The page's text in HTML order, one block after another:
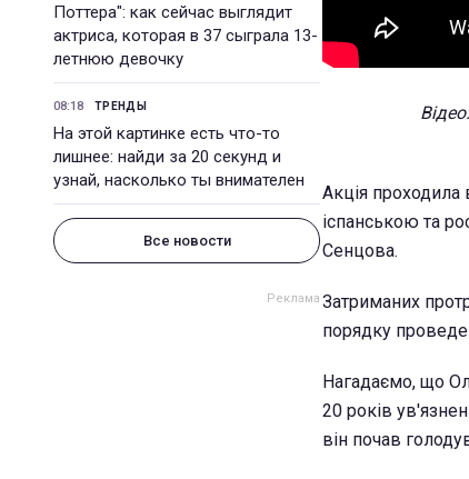
Поттера": как сейчас выглядит
актриса, которая в 37 сыграла 13-
летнюю девочку
08:18 ТРЕНДЫ
На этой картинке есть что-то
лишнее: найди за 20 секунд и
узнай, насколько ты внимателен
Все новости
Акція проходила
іспанською та
Сенцова.
Затриманих
порядку
Нагадаємо, що
20 років
він почав